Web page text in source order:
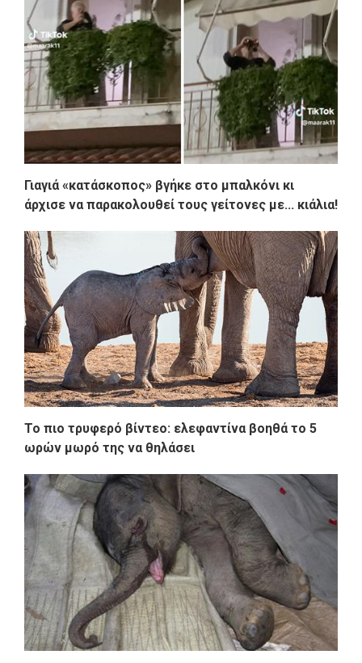
Γιαγιά «κατάσκοπος» βγήκε στο μπαλκόνι κι
άρχισε να παρακολουθεί τους γείτονες με... κιάλια!
Το πιο τρυφερό βίντεο: ελεφαντίνα βοηθά το 5
ωρών μωρό της να θηλάσει